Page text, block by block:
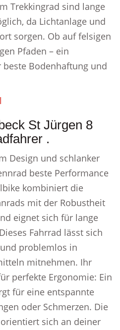
Trekkingrad sind lange
da Lichtanlage und
sorgen. Ob auf felsigen
Pfaden – ein
Bodenhaftung und
St Jürgen 8
.
Design und schlanker
beste Performance
kombiniert die
mit der Robustheit
eignet sich für lange
Fahrrad lässt sich
problemlos in
mitnehmen. Ihr
perfekte Ergonomie: Ein
für eine entspannte
oder Schmerzen. Die
sich an deiner